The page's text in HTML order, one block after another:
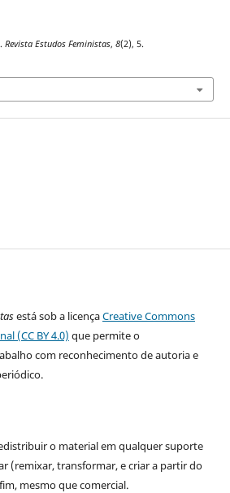
Revista Estudos Feministas, 8(2), 5.
está sob a licençaCreative Commons
(CC BY 4.0) que permite o
com reconhecimento de autoria e
o material em qualquer suporte
(remixar, transformar, e criar a partir do
mesmo que comercial.